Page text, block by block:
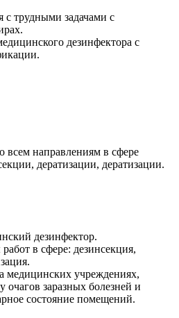
с трудными задачами с
дезинфектора с
всем направлениям в сфере
дератизации, дератизации.
дезинфектор.
в сфере: дезинсекция,
медицинских учреждениях,
очагов заразных болезней и
состояние помещений.